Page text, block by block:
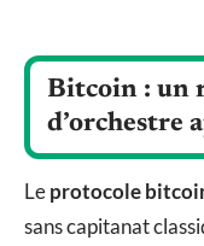
Bitcoin : un
d’orchestre
Leprotocole
sans capitanat